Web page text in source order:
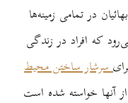
در تمامی زمینه‌ها
که افراد در زندگی
سرشار ساختن محیط
آنها خواسته شده است